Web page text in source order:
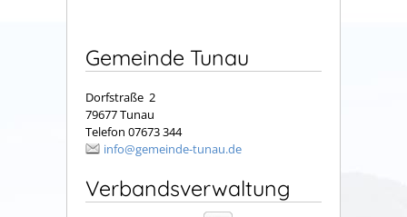
Gemeinde Tunau
Dorfstraße 2
79677 Tunau
Telefon 07673 344
info@gemeinde-tunau.de
Verbandsverwaltung